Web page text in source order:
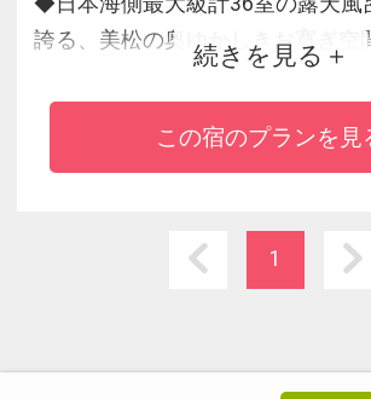
誇る、美松の奥ゆかしきお寛ぎ空
◆美しきご滞在のひとときを悠々
◆食の彩りも美松ならではの愉悦
◆美松で湯めぐり芦原の名湯三昧。
続きを見る
この宿のプランを見
1